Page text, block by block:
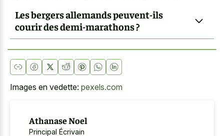
Les bergers allemands peuvent-ils
courir des demi-marathons ?
Images en vedette: pexels.com
Athanase Noel
Principal Écrivain